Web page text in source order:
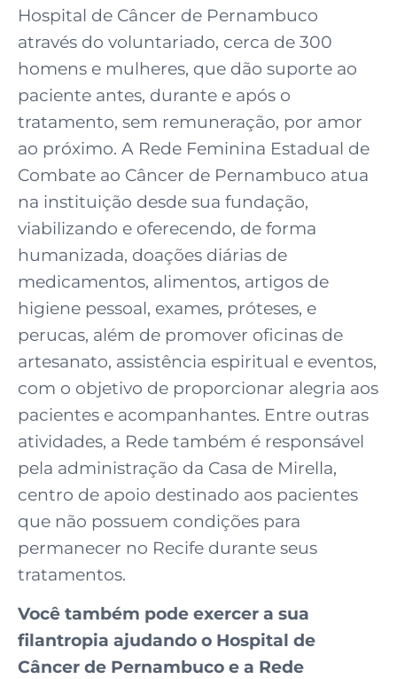
Hospital de Câncer de Pernambuco
através do voluntariado, cerca de 300
homens e mulheres, que dão suporte ao
paciente antes, durante e após o
tratamento, sem remuneração, por amor
ao próximo. A Rede Feminina Estadual de
Combate ao Câncer de Pernambuco atua
na instituição desde sua fundação,
viabilizando e oferecendo, de forma
humanizada, doações diárias de
medicamentos, alimentos, artigos de
higiene pessoal, exames, próteses, e
perucas, além de promover oficinas de
artesanato, assistência espiritual e eventos,
com o objetivo de proporcionar alegria aos
pacientes e acompanhantes. Entre outras
atividades, a Rede também é responsável
pela administração da Casa de Mirella,
centro de apoio destinado aos pacientes
que não possuem condições para
permanecer no Recife durante seus
tratamentos.
Você também pode exercer a sua
filantropia ajudando o Hospital de
Câncer de Pernambuco e a Rede